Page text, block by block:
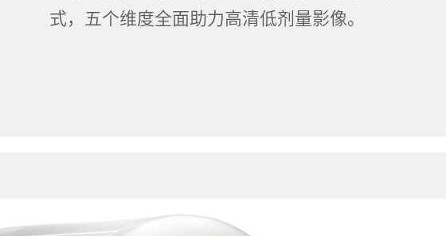
式，五个维度全面助力高清低剂量影像。